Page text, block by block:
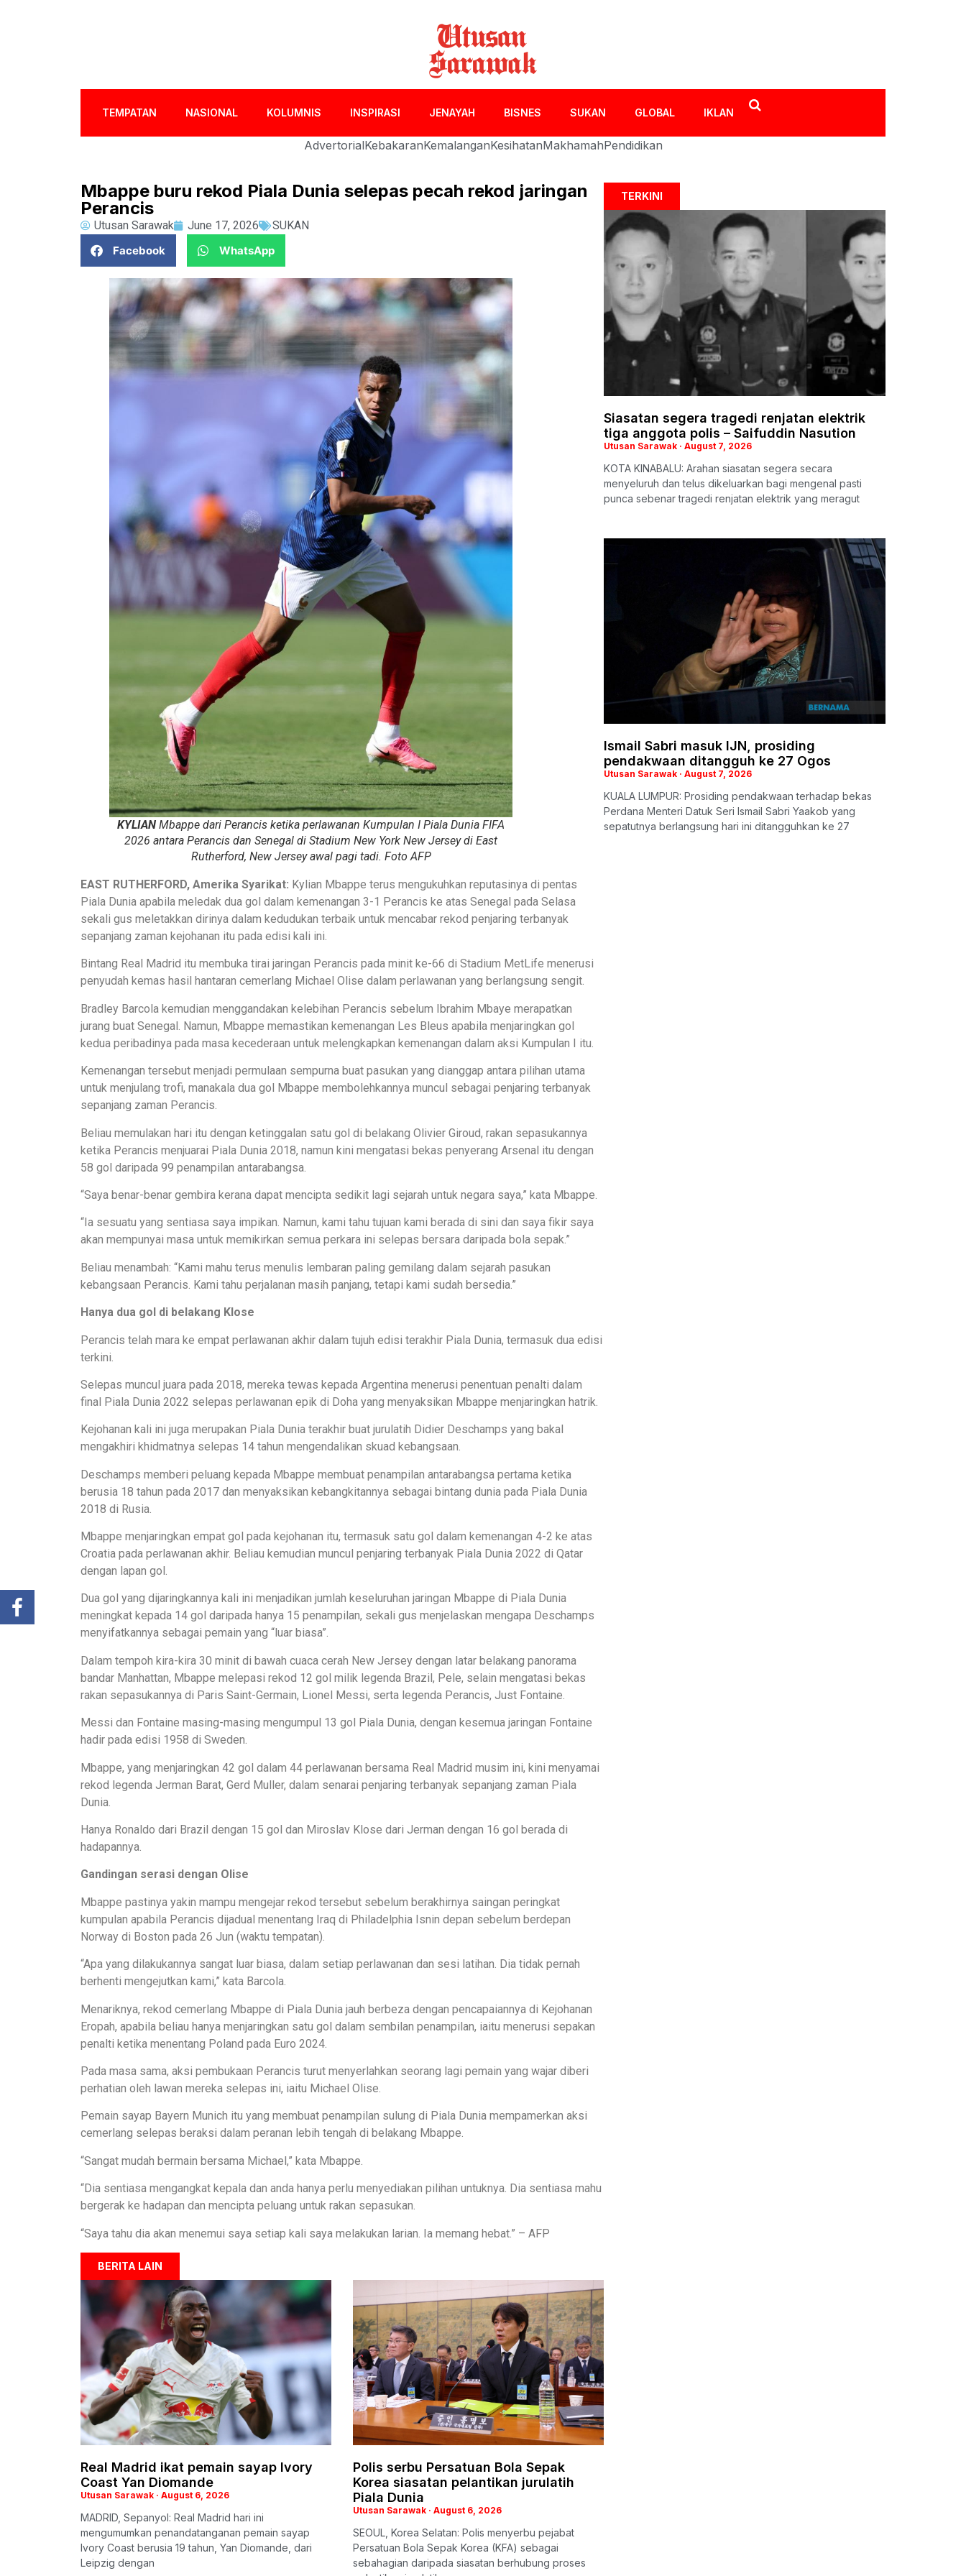
TEMPATAN NASIONAL KOLUMNIS INSPIRASI JENAYAH BISNES SUKAN GLOBAL IKLAN
AdvertorialKebakaranKemalanganKesihatanMakhamahPendidikan
Mbappe buru rekod Piala Dunia selepas pecah rekod jaringan
Perancis
Utusan Sarawak June 17, 2026
SUKAN
Facebook
WhatsApp
KYLIAN Mbappe dari Perancis ketika perlawanan Kumpulan I Piala Dunia FIFA
2026 antara Perancis dan Senegal di Stadium New York New Jersey di East
Rutherford, New Jersey awal pagi tadi. Foto AFP
EAST RUTHERFORD, Amerika Syarikat: Kylian Mbappe terus mengukuhkan reputasinya di pentas
Piala Dunia apabila meledak dua gol dalam kemenangan 3-1 Perancis ke atas Senegal pada Selasa
sekali gus meletakkan dirinya dalam kedudukan terbaik untuk mencabar rekod penjaring terbanyak
sepanjang zaman kejohanan itu pada edisi kali ini.
Bintang Real Madrid itu membuka tirai jaringan Perancis pada minit ke-66 di Stadium MetLife menerusi
penyudah kemas hasil hantaran cemerlang Michael Olise dalam perlawanan yang berlangsung sengit.
Bradley Barcola kemudian menggandakan kelebihan Perancis sebelum Ibrahim Mbaye merapatkan
jurang buat Senegal. Namun, Mbappe memastikan kemenangan Les Bleus apabila menjaringkan gol
kedua peribadinya pada masa kecederaan untuk melengkapkan kemenangan dalam aksi Kumpulan I itu.
Kemenangan tersebut menjadi permulaan sempurna buat pasukan yang dianggap antara pilihan utama
untuk menjulang trofi, manakala dua gol Mbappe membolehkannya muncul sebagai penjaring terbanyak
sepanjang zaman Perancis.
Beliau memulakan hari itu dengan ketinggalan satu gol di belakang Olivier Giroud, rakan sepasukannya
ketika Perancis menjuarai Piala Dunia 2018, namun kini mengatasi bekas penyerang Arsenal itu dengan
58 gol daripada 99 penampilan antarabangsa.
“Saya benar-benar gembira kerana dapat mencipta sedikit lagi sejarah untuk negara saya,” kata Mbappe.
“Ia sesuatu yang sentiasa saya impikan. Namun, kami tahu tujuan kami berada di sini dan saya fikir saya
akan mempunyai masa untuk memikirkan semua perkara ini selepas bersara daripada bola sepak.”
Beliau menambah: “Kami mahu terus menulis lembaran paling gemilang dalam sejarah pasukan
kebangsaan Perancis. Kami tahu perjalanan masih panjang, tetapi kami sudah bersedia.”
Hanya dua gol di belakang Klose
Perancis telah mara ke empat perlawanan akhir dalam tujuh edisi terakhir Piala Dunia, termasuk dua edisi
terkini.
Selepas muncul juara pada 2018, mereka tewas kepada Argentina menerusi penentuan penalti dalam
final Piala Dunia 2022 selepas perlawanan epik di Doha yang menyaksikan Mbappe menjaringkan hatrik.
Kejohanan kali ini juga merupakan Piala Dunia terakhir buat jurulatih Didier Deschamps yang bakal
mengakhiri khidmatnya selepas 14 tahun mengendalikan skuad kebangsaan.
Deschamps memberi peluang kepada Mbappe membuat penampilan antarabangsa pertama ketika
berusia 18 tahun pada 2017 dan menyaksikan kebangkitannya sebagai bintang dunia pada Piala Dunia
2018 di Rusia.
Mbappe menjaringkan empat gol pada kejohanan itu, termasuk satu gol dalam kemenangan 4-2 ke atas
Croatia pada perlawanan akhir. Beliau kemudian muncul penjaring terbanyak Piala Dunia 2022 di Qatar
dengan lapan gol.
Dua gol yang dijaringkannya kali ini menjadikan jumlah keseluruhan jaringan Mbappe di Piala Dunia
meningkat kepada 14 gol daripada hanya 15 penampilan, sekali gus menjelaskan mengapa Deschamps
menyifatkannya sebagai pemain yang “luar biasa”.
Dalam tempoh kira-kira 30 minit di bawah cuaca cerah New Jersey dengan latar belakang panorama
bandar Manhattan, Mbappe melepasi rekod 12 gol milik legenda Brazil, Pele, selain mengatasi bekas
rakan sepasukannya di Paris Saint-Germain, Lionel Messi, serta legenda Perancis, Just Fontaine.
Messi dan Fontaine masing-masing mengumpul 13 gol Piala Dunia, dengan kesemua jaringan Fontaine
hadir pada edisi 1958 di Sweden.
Mbappe, yang menjaringkan 42 gol dalam 44 perlawanan bersama Real Madrid musim ini, kini menyamai
rekod legenda Jerman Barat, Gerd Muller, dalam senarai penjaring terbanyak sepanjang zaman Piala
Dunia.
Hanya Ronaldo dari Brazil dengan 15 gol dan Miroslav Klose dari Jerman dengan 16 gol berada di
hadapannya.
Gandingan serasi dengan Olise
Mbappe pastinya yakin mampu mengejar rekod tersebut sebelum berakhirnya saingan peringkat
kumpulan apabila Perancis dijadual menentang Iraq di Philadelphia Isnin depan sebelum berdepan
Norway di Boston pada 26 Jun (waktu tempatan).
“Apa yang dilakukannya sangat luar biasa, dalam setiap perlawanan dan sesi latihan. Dia tidak pernah
berhenti mengejutkan kami,” kata Barcola.
Menariknya, rekod cemerlang Mbappe di Piala Dunia jauh berbeza dengan pencapaiannya di Kejohanan
Eropah, apabila beliau hanya menjaringkan satu gol dalam sembilan penampilan, iaitu menerusi sepakan
penalti ketika menentang Poland pada Euro 2024.
Pada masa sama, aksi pembukaan Perancis turut menyerlahkan seorang lagi pemain yang wajar diberi
perhatian oleh lawan mereka selepas ini, iaitu Michael Olise.
Pemain sayap Bayern Munich itu yang membuat penampilan sulung di Piala Dunia mempamerkan aksi
cemerlang selepas beraksi dalam peranan lebih tengah di belakang Mbappe.
“Sangat mudah bermain bersama Michael,” kata Mbappe.
“Dia sentiasa mengangkat kepala dan anda hanya perlu menyediakan pilihan untuknya. Dia sentiasa mahu
bergerak ke hadapan dan mencipta peluang untuk rakan sepasukan.
“Saya tahu dia akan menemui saya setiap kali saya melakukan larian. Ia memang hebat.” – AFP
BERITA LAIN
Real Madrid ikat pemain sayap Ivory
Coast Yan Diomande
Utusan Sarawak August 6, 2026
MADRID, Sepanyol: Real Madrid hari ini
mengumumkan penandatanganan pemain sayap
Ivory Coast berusia 19 tahun, Yan Diomande, dari
Leipzig dengan
Polis serbu Persatuan Bola Sepak
Korea siasatan pelantikan jurulatih
Piala Dunia
Utusan Sarawak August 6, 2026
SEOUL, Korea Selatan: Polis menyerbu pejabat
Persatuan Bola Sepak Korea (KFA) sebagai
sebahagian daripada siasatan berhubung proses
TERKINI
Siasatan segera tragedi renjatan elektrik
tiga anggota polis – Saifuddin Nasution
Utusan Sarawak August 7, 2026
KOTA KINABALU: Arahan siasatan segera secara
menyeluruh dan telus dikeluarkan bagi mengenal pasti
punca sebenar tragedi renjatan elektrik yang meragut
Ismail Sabri masuk IJN, prosiding
pendakwaan ditangguh ke 27 Ogos
Utusan Sarawak August 7, 2026
KUALA LUMPUR: Prosiding pendakwaan terhadap bekas
Perdana Menteri Datuk Seri Ismail Sabri Yaakob yang
sepatutnya berlangsung hari ini ditangguhkan ke 27